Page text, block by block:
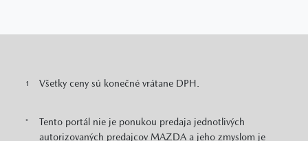
1 Všetky ceny sú konečné vrátane DPH.
*
Tento portál nie je ponukou predaja jednotlivých
autorizovaných predajcov MAZDA a jeho zmyslom je